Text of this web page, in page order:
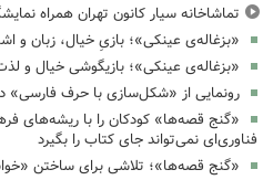
تماشاخانه سیار کانون تهران همراه
«بزغاله‌ی عینکی»؛ بازیِ خیال، زبان و
«بزغاله‌ی عینکی»؛ بازیگوشی خیال و
رونمایی از «شکل‌سازی با حرف فارسی»
«گنج قصه‌ها» کودکان را با ریشه‌های
فناوری‌ای نمی‌تواند جای کتاب را بگیرد
«گنج قصه‌ها»؛ تلاشی برای ساختن